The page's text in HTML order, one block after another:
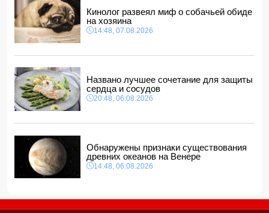
12:40, 07.08.2026
Кинолог развеял миф о собачьей обиде
на хозяина
14:48, 07.08.2026
Названо лучшее сочетание для защиты
сердца и сосудов
20:48, 06.08.2026
Обнаружены признаки существования
древних океанов на Венере
14:48, 06.08.2026